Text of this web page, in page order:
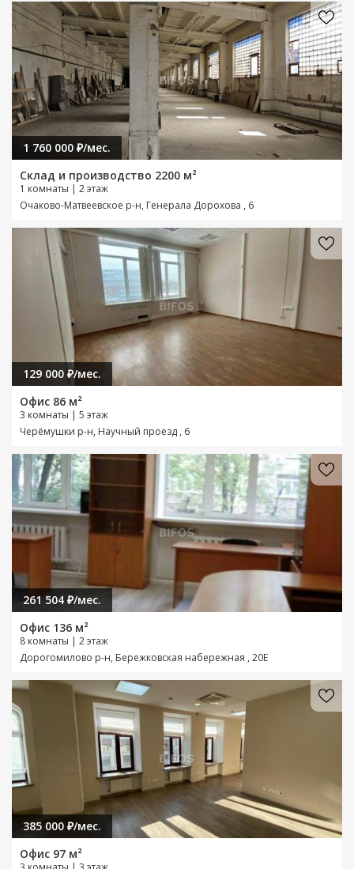
1 760 000 ₽/мес.
Склад и производство 2200 м²
1 комнаты | 2 этаж
Очаково-Матвеевское р-н, Генерала Дорохова , 6
129 000 ₽/мес.
Офис 86 м²
3 комнаты | 5 этаж
Черёмушки р-н, Научный проезд , 6
261 504 ₽/мес.
Офис 136 м²
8 комнаты | 2 этаж
Дорогомилово р-н, Бережковская набережная , 20Е
385 000 ₽/мес.
Офис 97 м²